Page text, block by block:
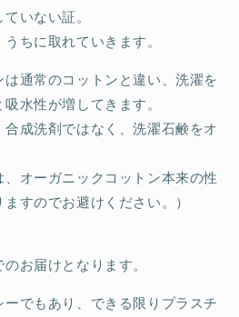
いない証。
ちに取れていきます。
通常のコットンと違い、洗濯を
水性が増してきます。
成洗剤ではなく、洗濯石鹸をオ
、オーガニックコットン本来の性
すのでお避けください。）
お届けとなります。
でもあり、できる限りプラスチ